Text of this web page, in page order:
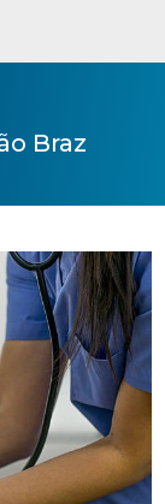
BRAZ
Braz